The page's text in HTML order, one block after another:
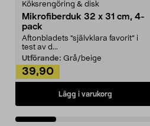
Köksrengöring & disk
Mikrofiberduk 32 x 31 cm, 4-
pack
Aftonbladets "självklara favorit” i
test av d...
Utförande: Grå/beige
39,90
Lägg i varukorg